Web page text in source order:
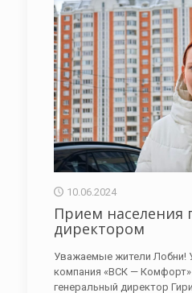
10.06.2024
Прием населения
директором
Уважаемые жители Лобни!
компания «ВСК —
генеральный директор